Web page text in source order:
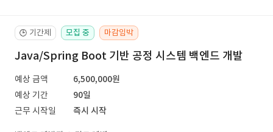
🕒 기간제 모집 중 마감임박
Java/Spring Boot 기반 공정 시스템 백엔드 개발
예상 금액
6,500,000원
예상 기간
90일
근무 시작일
즉시 시작